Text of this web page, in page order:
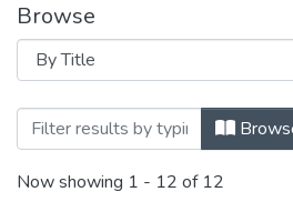
Browse
Browsing 128:
Now showing 1 - 12 of 12